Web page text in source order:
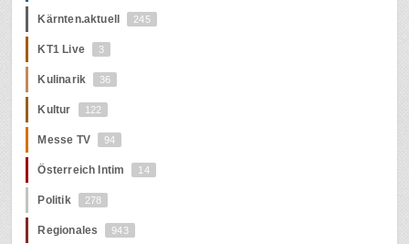
Kärnten.aktuell 245
KT1 Live 3
Kulinarik 36
Kultur 122
Messe TV 94
Österreich Intim 14
Politik 278
Regionales 943